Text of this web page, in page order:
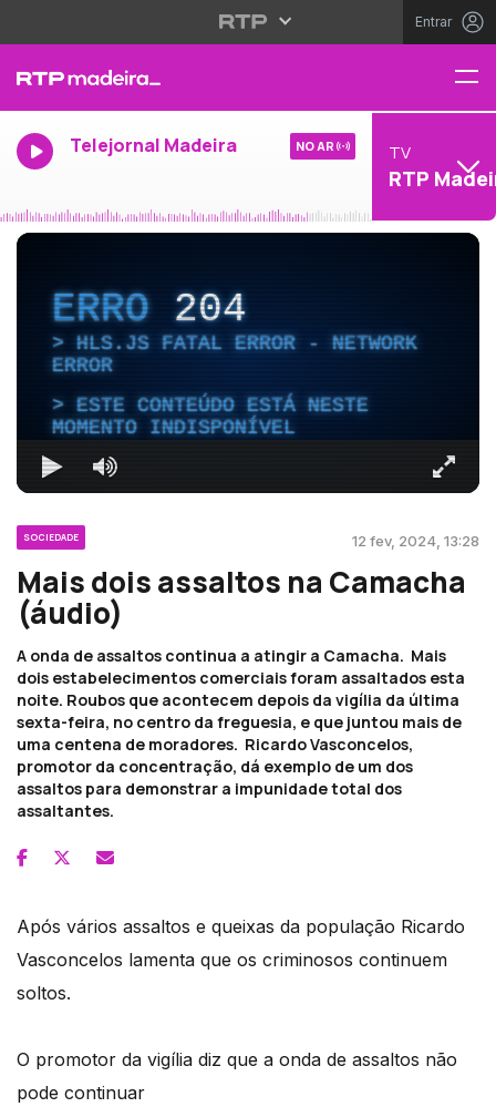
Entrar
Telejornal Madeira NO AR TV
RTP
ERRO204
HLS.JS FATAL ERROR - NETWORK
ERROR
ESTE CONTEÚDO ESTÁ NESTE
MOMENTO INDISPONÍVEL
SOCIEDADE 12 fev, 2024, 13:28
Mais dois assaltos na Camacha
(áudio)
A onda de assaltos continua a atingir a Camacha. Mais
dois estabelecimentos comerciais foram assaltados esta
noite. Roubos que acontecem depois da vigília da última
sexta-feira, no centro da freguesia, e que juntou mais de
uma centena de moradores. Ricardo Vasconcelos,
promotor da concentração, dá exemplo de um dos
assaltos para demonstrar a impunidade total dos
assaltantes.
Após vários assaltos e queixas da população Ricardo
Vasconcelos lamenta que os criminosos continuem
soltos.
O promotor da vigília diz que a onda de assaltos não
pode continuar